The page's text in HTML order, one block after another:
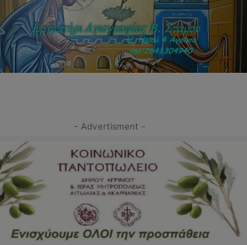
- Advertisment -